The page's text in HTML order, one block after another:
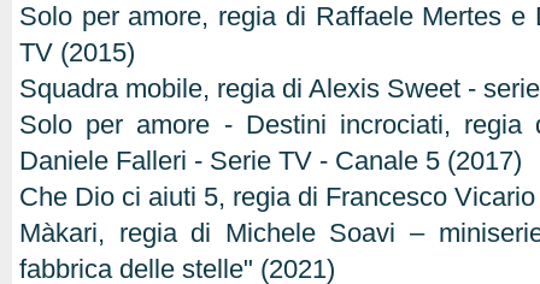
Solo per amore, regia di Raffaele Mertes e
TV (2015)
Squadra mobile, regia di Alexis Sweet -
Solo per amore - Destini incrociati, regia
Daniele Falleri - Serie TV - Canale 5 (2017)
Che Dio ci aiuti 5, regia di Francesco
Màkari, regia di Michele Soavi –
fabbrica delle stelle" (2021)